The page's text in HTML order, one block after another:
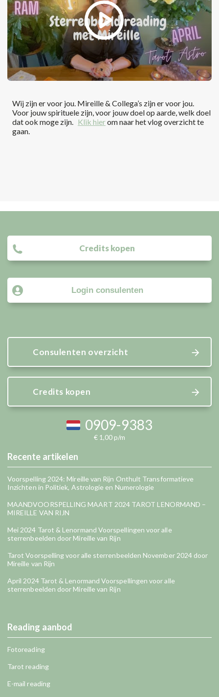
Wij zijn er voor jou. Mireille & Collega’s zijn er voor jou.
Voor jouw spirituele zijn, voor jouw doel op aarde, welk doel
dat ook moge zijn. Klik hierom naar het vlog overzicht te
gaan.
Credits kopen
Login consulenten
Consulenten overzicht
Credits kopen
0909-9383
€ 1,00 p/m
Recente artikelen
Voorspelling 2024: Mireille van Rijn Onthult Transformatieve
Inzichten in Politiek, Astrologie en Numerologie
MAANDVOORSPELLING MAART 2024 TAROT LENORMAND –
MIREILLE VAN RIJN
Mei 2024 Tarot & Lenormand Voorspellingen voor alle
sterrenbeelden door Mireille van Rijn
Tarot Voorspelling voor alle sterrenbeelden November 2024 door
Mireille van Rijn
April 2024 Tarot & Lenormand Voorspellingen voor alle
sterrenbeelden door Mireille van Rijn
Reading aanbod
Fotoreading
Tarot reading
E-mail reading